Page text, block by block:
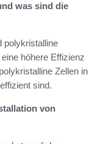
was sind die
polykristalline
höhere Effizienz
Zellen in
sind.
von